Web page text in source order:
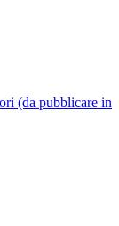
(da pubblicare in